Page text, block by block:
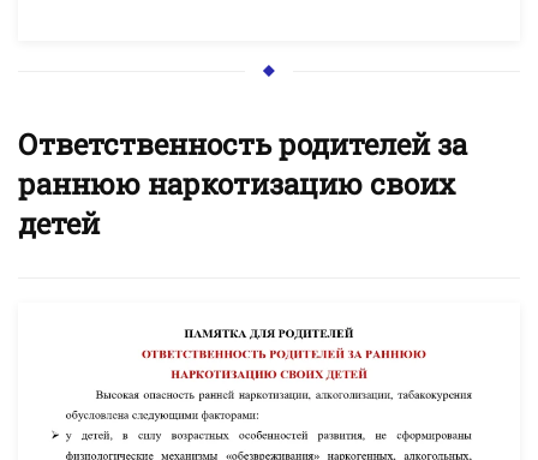
Ответственность родителей за
раннюю наркотизацию своих
детей